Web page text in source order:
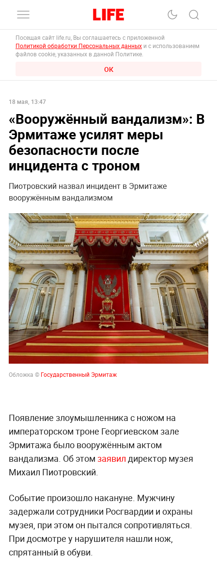
Посещая сайт life.ru, Вы соглашаетесь с приложенной
Политикой обработки Персональных данных и с использованием
файлов cookie, указанных в данной Политике.
ОК
18 мая, 13:47
«Вооружённый вандализм»: В
Эрмитаже усилят меры
безопасности после
инцидента с троном
Пиотровский назвал инцидент в Эрмитаже
вооружённым вандализмом
Обложка ©Государственный Эрмитаж
Появление злоумышленника с ножом на
императорском троне Георгиевском зале
Эрмитажа было вооружённым актом
вандализма. Об этом заявил директор музея
Михаил Пиотровский.
Событие произошло накануне. Мужчину
задержали сотрудники Росгвардии и охраны
музея, при этом он пытался сопротивляться.
При досмотре у нарушителя нашли нож,
спрятанный в обуви.